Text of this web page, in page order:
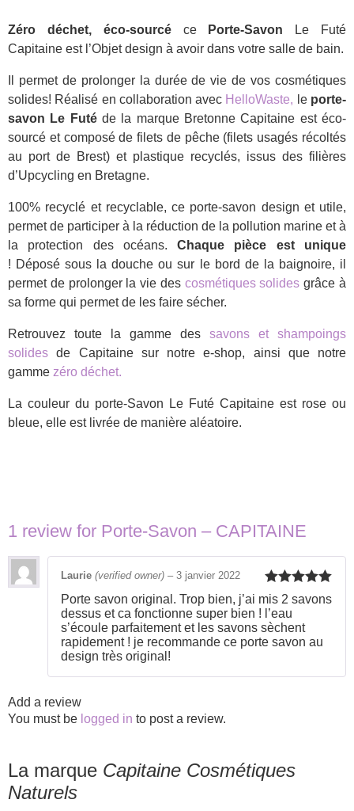
Zéro déchet, éco-sourcé cePorte-Savon
Le Futé
Capitaine est l’Objet design à avoir dans votre salle de bain.
Il permet de prolonger la durée de vie de vos cosmétiques
solides! Réalisé en collaboration avec HelloWaste, le porte-
savon Le Futé de la marque Bretonne Capitaine est éco-
sourcé et composé de filets de pêche (filets usagés récoltés
au port de Brest) et plastique recyclés, issus des filières
d’Upcycling en Bretagne.
100% recyclé et recyclable, ce porte-savon design et utile,
permet de participer à la réduction de la pollution marine et à
la protection des océans.Chaque pièce est unique
! Déposé sous la douche ou sur le bord de la baignoire, il
permet de prolonger la vie des cosmétiques solides grâce à
sa forme qui permet de les faire sécher.
Retrouvez toute la gamme des savons et shampoings
solides de Capitaine sur notre e-shop, ainsi que notre
gamme zéro déchet.
La couleur du porte-Savon Le Futé Capitaine est rose ou
bleue, elle est livrée de manière aléatoire.
1 review for Porte-Savon – CAPITAINE
Rated5out
of 5
Laurie (verified owner) – 3 janvier 2022
Porte savon original. Trop bien, j’ai mis 2 savons
dessus et ca fonctionne super bien ! l’eau
s’écoule parfaitement et les savons sèchent
rapidement ! je recommande ce porte savon au
design très original!
Add a review
You must be logged in to post a review.
La marque Capitaine Cosmétiques
Naturels